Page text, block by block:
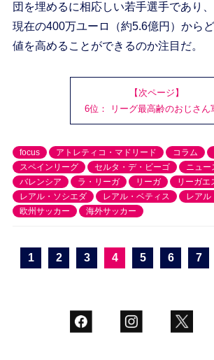
団を埋めるに相応しい若手選手であり
現在の400万ユーロ（約5.6億円）から
値を高めることができるのか注目だ。
【次ページ】
6位： リーグ最高齢のおじさん
focus アトレティコ・マドリード コラム
スペインリーグ
セルタ・デ・ビーゴ ニュー
バレンシア
ラ・リーガ リーガ
リーガエ
レアル・ソシエダ
レアル・ベティス
レアル
欧州サッカー
海外サッカー
1 2 3 4 5 6 7